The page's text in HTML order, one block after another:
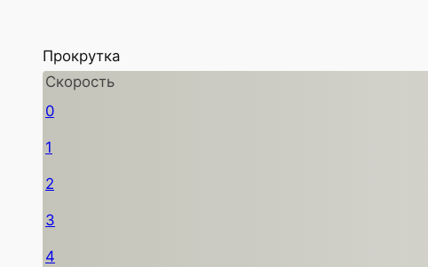
Прокрутка
Скорость
0
1
2
3
4